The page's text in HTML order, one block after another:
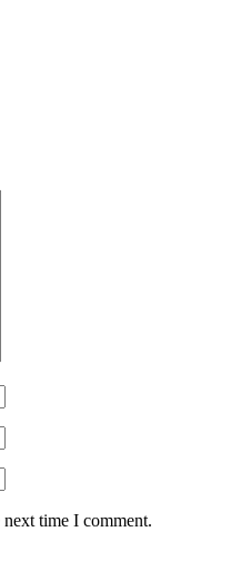
time I comment.